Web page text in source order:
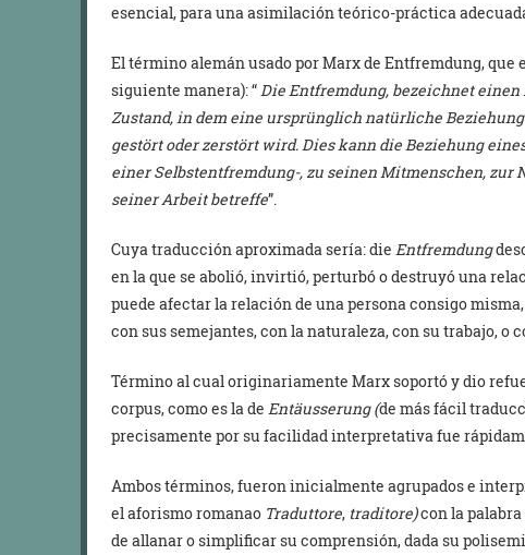
esencial, para una asimilación teórico-práctica
El término alemán usado por Marx de Entfremdung, que
siguiente manera): “Die Entfremdung, bezeichnet
Zustand, in dem eine ursprünglich natürliche
gestört oder zerstört wird. Dies kann die Beziehung
einer Selbstentfremdung-, zu seinen Mitmenschen, zur
seiner Arbeit betreffe”.
Cuya traducción aproximada sería: die Entfremdung
en la que se abolió, invirtió, perturbó o destruyó una
puede afectar la relación de una persona consigo
con sus semejantes, con la naturaleza, con su trabajo, o
Término al cual originariamente Marx soportó y dio
corpus, como es la de Entäusserung (de más fácil
precisamente por su facilidad interpretativa fue
Ambos términos, fueron inicialmente agrupados e
el aforismo romanao Traduttore, traditore)con la
de allanar o simplificar su comprensión, dada su